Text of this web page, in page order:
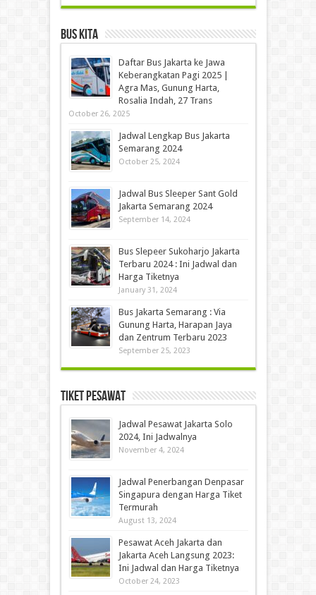
Bus Kita
Daftar Bus Jakarta ke Jawa
Keberangkatan Pagi 2025 |
Agra Mas, Gunung Harta,
Rosalia Indah, 27 Trans
October 26, 2025
Jadwal Lengkap Bus Jakarta
Semarang 2024
October 25, 2024
Jadwal Bus Sleeper Sant Gold
Jakarta Semarang 2024
September 14, 2024
Bus Slepeer Sukoharjo Jakarta
Terbaru 2024 : Ini Jadwal dan
Harga Tiketnya
January 31, 2024
Bus Jakarta Semarang : Via
Gunung Harta, Harapan Jaya
dan Zentrum Terbaru 2023
September 25, 2023
Tiket Pesawat
Jadwal Pesawat Jakarta Solo
2024, Ini Jadwalnya
November 4, 2024
Jadwal Penerbangan Denpasar
Singapura dengan Harga Tiket
Termurah
August 13, 2024
Pesawat Aceh Jakarta dan
Jakarta Aceh Langsung 2023:
Ini Jadwal dan Harga Tiketnya
October 24, 2023